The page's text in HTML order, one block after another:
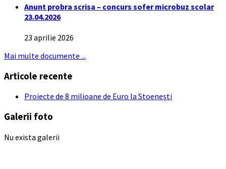
Anunt probra scrisa – concurs sofer microbuz scolar
23.04.2026
23 aprilie 2026
Mai multe documente ...
Articole recente
Proiecte de 8 milioane de Euro la Stoenești
Galerii foto
Nu exista galerii